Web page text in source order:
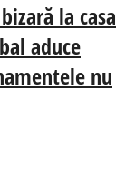
la casa
aduce
nu